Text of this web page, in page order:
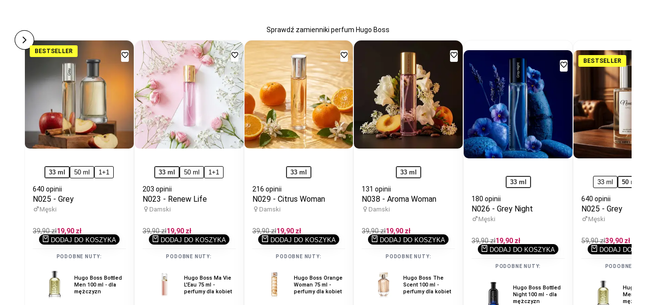
Sprawdź zamienniki perfum Hugo Boss
BESTSELLER
Dodaj
ulubionych
33 ml 50 ml 1+1
640 opinii
N025 - Grey
Męski
Cena
regularna
39,90 złCena
promocyjna
19,90 zł
DODAJ DO KOSZYKA
PODOBNE NUTY:
Hugo Boss Bottled
Men 100 ml - dla
mężczyzn
Hugo Boss Bottled
Elixir 100 ml - dla
mężczyzn
Dodaj
do
ulubionych
33 ml 50 ml 1+1
203 opinii
N023 - Renew Life
Damski
Cena
regularna
39,90 złCena
promocyjna
19,90 zł
DODAJ DO KOSZYKA
PODOBNE NUTY:
Hugo Boss Ma Vie
L'Eau 75 ml -
perfumy dla kobiet
Dodaj
33 ml
216 opinii
N029 - Citrus Woman
Damski
Cena
regularna
39,90 złCena
promocyjna
19,90 zł
DODAJ DO KOSZYKA
PODOBNE NUTY:
Hugo Boss Orange
Woman 75 ml -
perfumy dla kobiet
Hugo Boss Boss
Nuit 30 ml -
perfumy dla kobiet
Dodaj
ulubionych
33 ml
131 opinii
N038 - Aroma Woman
Damski
Cena
regularna
39,90 złCena
promocyjna
19,90 zł
DODAJ DO KOSZYKA
PODOBNE NUTY:
Hugo Boss The
Scent 100 ml -
perfumy dla kobiet
Green 100 ml -
perfumy dla kobiet
Dodaj
33 ml
180 opinii
N026 - Grey Night
Męski
Cena
regularna
39,90 złCena
promocyjna
19,90 zł
DODAJ DO KOSZYKA
PODOBNE NUTY:
Hugo Boss Bottled
Night 100 ml - dla
mężczyzn
Carolina Herrera
Vip Men 100 ml -
dla mężczyzn
BESTSELLER
33 ml 50 ml
640 opinii
N025 - Grey
Męski
Cena
regularna
59,90 złCena
promocyjna
39,90 zł
DODAJ DO
PODOBNE NUTY:
Hugo Boss
Men 100 ml
mężczyzn